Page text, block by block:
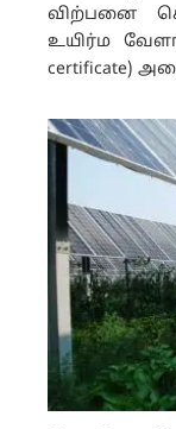
விற்பனை
உயிர்ம
certificate)